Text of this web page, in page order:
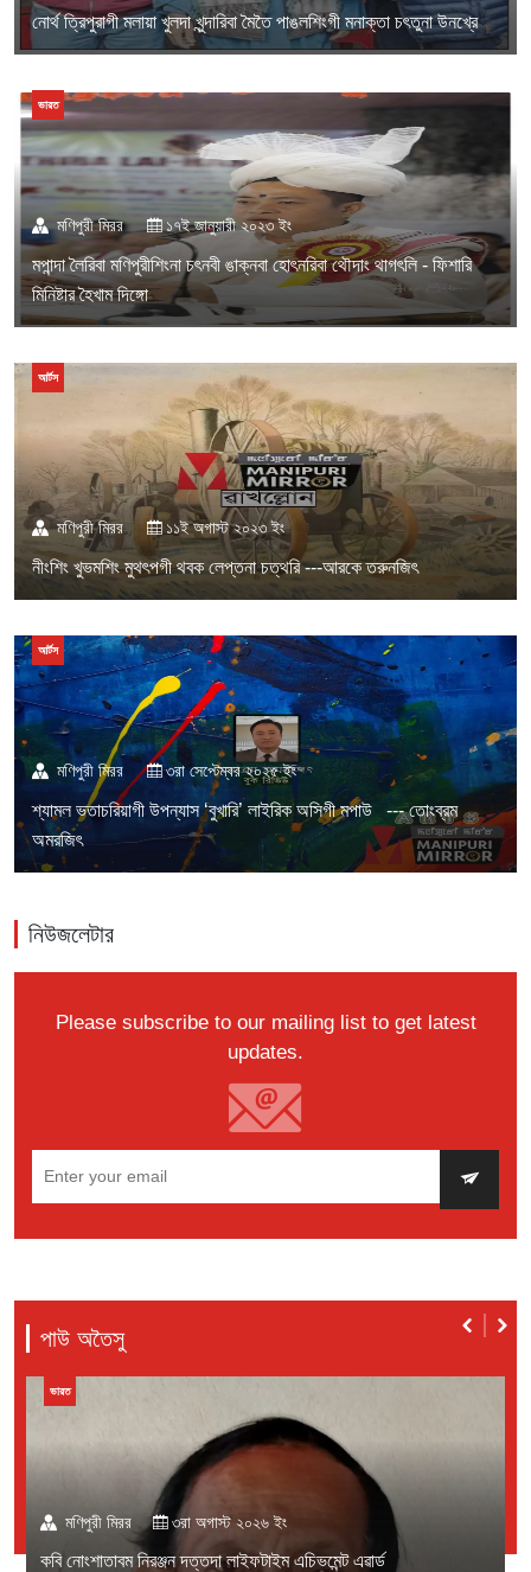
নোর্থ ত্রিপুরাগী মলায়া খুলদা খুন্দারিবা মৈতৈ পাঙলশিংগী মনাক্তা চৎতুনা উনখ্রে
মণিপুরী মিরর ১৭ই জানুয়ারী ২০২৩ ইং
মপান্দা লৈরিবা মণিপুরীশিংনা চৎনবী ঙাক্নবা হোৎনরিবা থৌদাং থাগৎলি - ফিশারি
মিনিষ্টার হৈখাম দিঙ্গো
ভারত
মণিপুরী মিরর ১১ই অগাস্ট ২০২৩ ইং
নীংশিং খুভমশিং মুথৎপগী থবক লেপ্তনা চত্থরি ---আরকে তরুনজিৎ
আর্টস
মণিপুরী মিরর ৩রা সেপ্টেম্বর ২০২৫ ইং
শ্যামল ভতাচরিয়াগী উপন্যাস ‘বুখারি’ লাইরিক অসিগী মপাউ --- তোংব্রম
অমরজিৎ
আর্টস
নিউজলেটার
Please subscribe to our mailing list to get latest
updates.
পাউ অতৈসু
মণিপুরী মিরর ১লা অগাস্ট ২০২৬ ইং
বাংলাদেশতা ওজারেন ইকায়খুম্নবগী থৌরম পাংথোকখ্রে